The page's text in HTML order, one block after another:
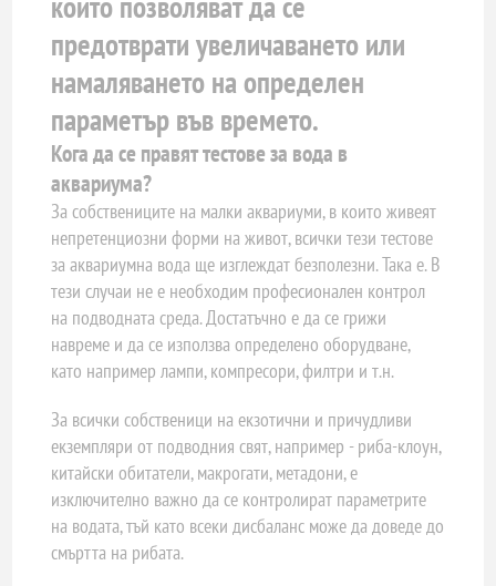
предотврати увеличаването или
намаляването на определен
параметър във времето.
Кога да се правят тестове за вода в
аквариума?
За собствениците на малки аквариуми, в които живеят
непретенциозни форми на живот, всички тези тестове
за аквариумна вода ще изглеждат безполезни. Така е. В
тези случаи не е необходим професионален контрол
на подводната среда. Достатъчно е да се грижи
навреме и да се използва определено оборудване,
като например лампи, компресори, филтри и т.н.
За всички собственици на екзотични и причудливи
екземпляри от подводния свят, например - риба-клоун,
китайски обитатели, макрогати, метадони, е
изключително важно да се контролират параметрите
на водата, тъй като всеки дисбаланс може да доведе до
смъртта на рибата.